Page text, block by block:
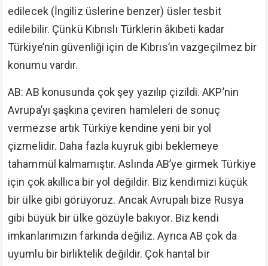
edilecek (İngiliz üslerine benzer) üsler tesbit
edilebilir. Çünkü Kıbrıslı Türklerin âkıbeti kadar
Türkiye’nin güvenliği için de Kıbrıs’ın vazgeçilmez bir
konumu vardır.
AB: AB konusunda çok şey yazılıp çizildi. AKP’nin
Avrupa’yı şaşkına çeviren hamleleri de sonuç
vermezse artık Türkiye kendine yeni bir yol
çizmelidir. Daha fazla kuyruk gibi beklemeye
tahammül kalmamıştır. Aslında AB’ye girmek Türkiye
için çok akıllıca bir yol değildir. Biz kendimizi küçük
bir ülke gibi görüyoruz. Ancak Avrupalı bize Rusya
gibi büyük bir ülke gözüyle bakıyor. Biz kendi
imkanlarımızın farkında değiliz. Ayrıca AB çok da
uyumlu bir birliktelik değildir. Çok hantal bir